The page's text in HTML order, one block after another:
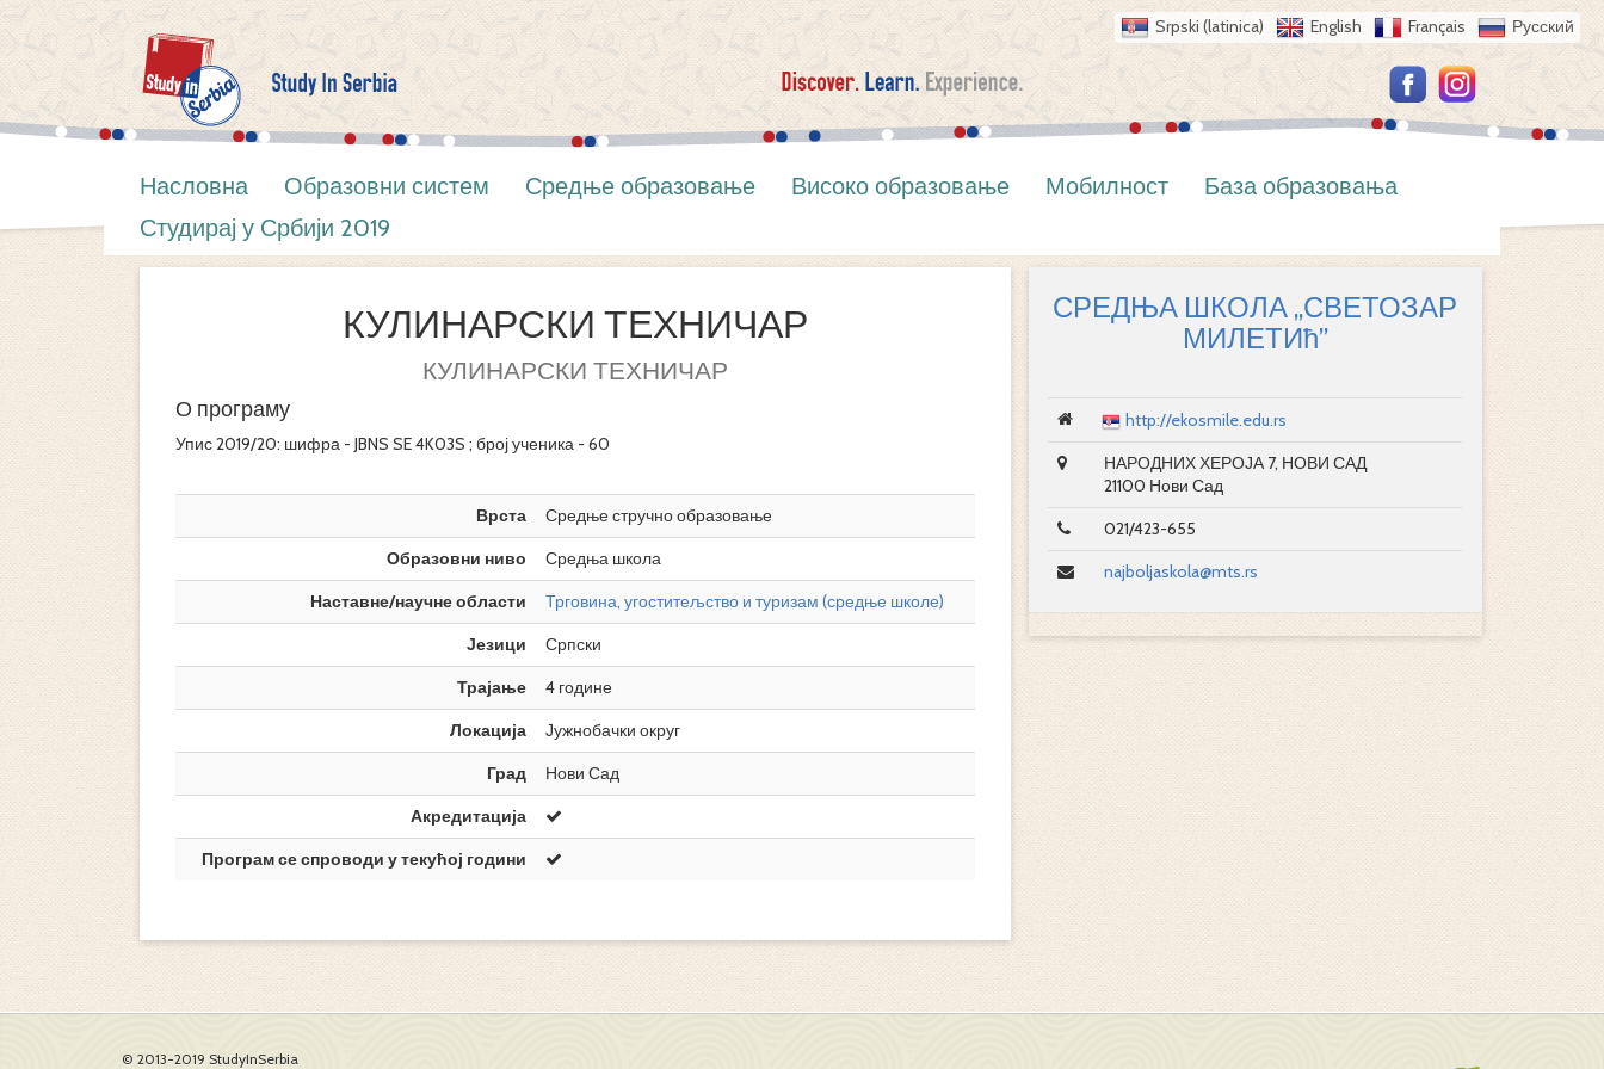
Srpski (latinica) English Français Русский
Насловна Образовни систем Средње образовање Високо образовање Мобилност
База образовања
Студирај у Србији 2019
КУЛИНАРСКИ ТЕХНИЧАР
КУЛИНАРСКИ ТЕХНИЧАР
О програму
Упис 2019/20: шифра - JBNS SE 4K03S ; број ученика - 60
Врста
Средње стручно образовање
Образовни ниво
Средња школа
Наставне/научне области
Трговина, угоститељство и туризам (средње школе)
Језици
Српски
Трајање
4 године
Локација
Јужнобачки округ
Град
Нови Сад
Акредитација
Програм се спроводи у текућој години
СРЕДЊА ШКОЛА „СВЕТОЗАР
МИЛЕТИћ”
http://ekosmile.edu.rs
НАРОДНИХ ХЕРОЈА 7, НОВИ САД
21100 Нови Сад
021/423-655
najboljaskola@mts.rs
© 2013-2019 StudyInSerbia